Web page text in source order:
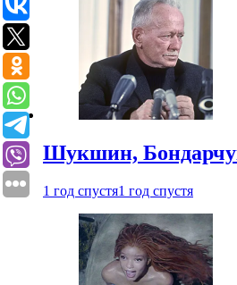
Шукшин,
1 год спустя1 год спустя